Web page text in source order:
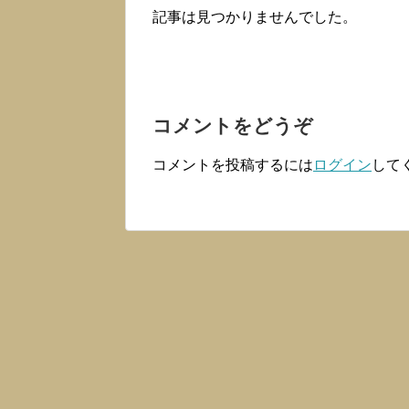
記事は見つかりませんでした。
コメントをどうぞ
コメントを投稿するには ログイン して